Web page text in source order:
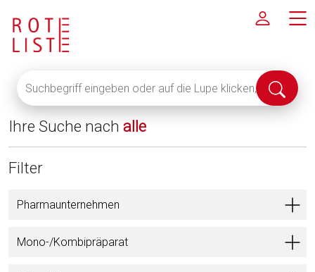
eingeben
oder
auf
die
Lupe
alle
anzuzeigen
Suche
Ihre Suche nach alle
Filter
Pharmaunternehmen
Mono-/Kombipräparat